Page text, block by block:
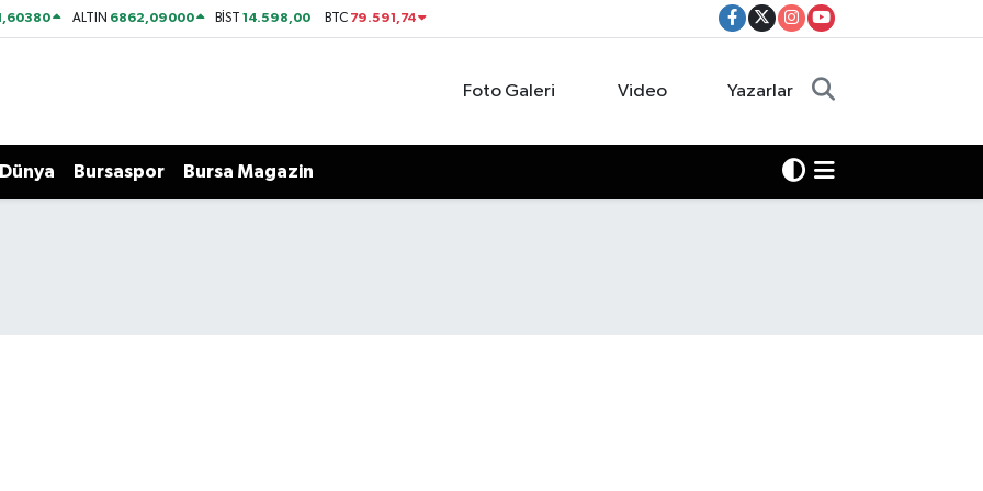
ALTIN 6862,09000 BİST14.598,00 BTC 79.591,74
Foto Galeri Video Yazarlar
Dünya Bursaspor Bursa Magazin